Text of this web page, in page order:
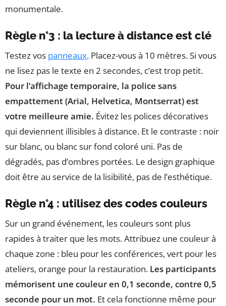
monumentale.
Règle n°3 : la lecture à distance est clé
Testez vos panneaux. Placez-vous à 10 mètres. Si vous
ne lisez pas le texte en 2 secondes, c’est trop petit.
Pour l’affichage temporaire, la police sans
empattement (Arial, Helvetica, Montserrat) est
votre meilleure amie. Évitez les polices décoratives
qui deviennent illisibles à distance. Et le contraste : noir
sur blanc, ou blanc sur fond coloré uni. Pas de
dégradés, pas d’ombres portées. Le design graphique
doit être au service de la lisibilité, pas de l’esthétique.
Règle n°4 : utilisez des codes couleurs
Sur un grand événement, les couleurs sont plus
rapides à traiter que les mots. Attribuez une couleur à
chaque zone : bleu pour les conférences, vert pour les
ateliers, orange pour la restauration. Les participants
mémorisent une couleur en 0,1 seconde, contre 0,5
seconde pour un mot. Et cela fonctionne même pour